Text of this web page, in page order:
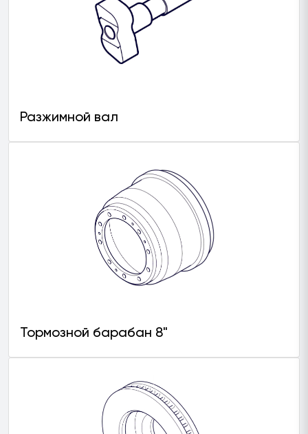
Разжимной вал
Тормозной барабан 8"